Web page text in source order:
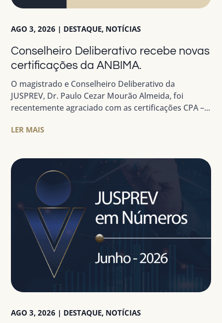
Conselheiro Deliberativo recebe novas
certificações da ANBIMA.
AGO 3, 2026 | DESTAQUE, NOTÍCIAS
O magistrado e Conselheiro Deliberativo da
JUSPREV, Dr. Paulo Cezar Mourão Almeida, foi
recentemente agraciado com as certificações CPA –...
LER MAIS
AGO 3, 2026 | DESTAQUE, NOTÍCIAS